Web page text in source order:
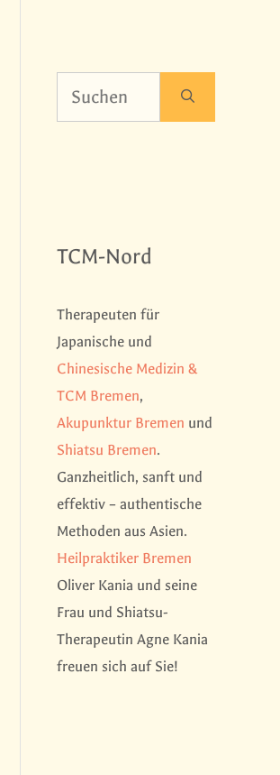
TCM-Nord
Therapeuten für
Japanische und
Chinesische Medizin &
TCM Bremen,
Akupunktur Bremen und
Shiatsu Bremen.
Ganzheitlich, sanft und
effektiv – authentische
Methoden aus Asien.
Heilpraktiker Bremen
Oliver Kania und seine
Frau und Shiatsu-
Therapeutin Agne Kania
freuen sich auf Sie!